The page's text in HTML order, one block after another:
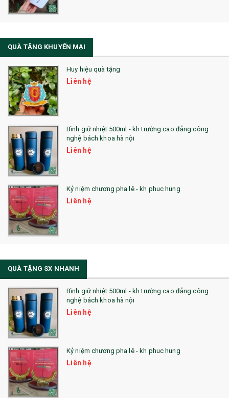
La Fonte
QUÀ TẶNG KHUYẾN MẠI
Huy hiệu quà tặng
Liên hệ
Bình giữ nhiệt 500ml - kh trường cao đẳng công
nghệ bách khoa hà nội
Liên hệ
Kỷ niệm chương pha lê - kh phuc hung
Liên hệ
QUÀ TẶNG SX NHANH
Bình giữ nhiệt 500ml - kh trường cao đẳng công
nghệ bách khoa hà nội
Liên hệ
Kỷ niệm chương pha lê - kh phuc hung
Liên hệ